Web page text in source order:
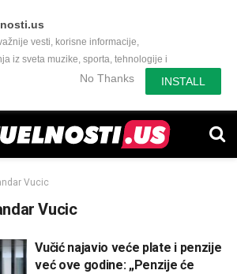
vesti, korisne informacije,
iz sveta muzike, sporta, tehnologije i
toga zanimljivog.No Thanks INSTALL
Vucic
Vucic
Vučić najavio veće plate i penzije
već ove godine: „Penzije će